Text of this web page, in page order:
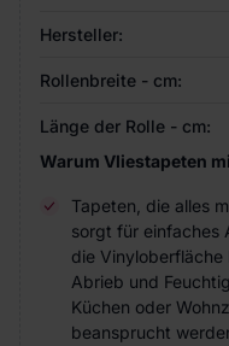
Hersteller:
Rollenbreite - cm:
Länge der Rolle - cm:
Warum Vliestapeten
Tapeten, die alles
sorgt für einfaches
die
Abrieb und
Küchen oder
beansprucht